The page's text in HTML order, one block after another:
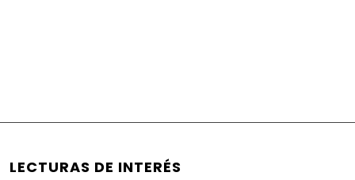
LECTURAS DE INTERÉS